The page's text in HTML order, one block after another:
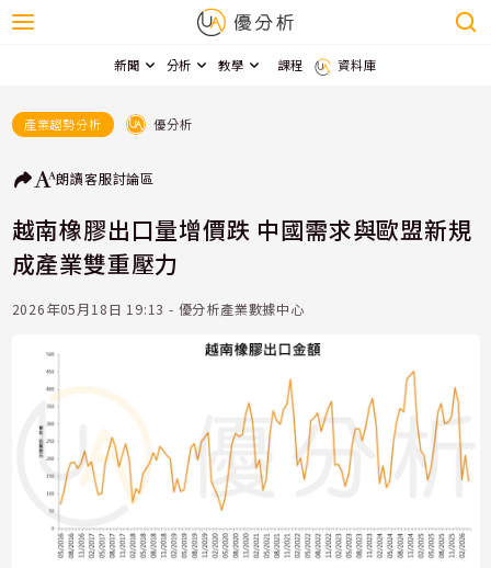
新聞 分析 教學 課程 資料庫
產業趨勢分析 優分析
朗讀客服討論區
越南橡膠出口量增價跌 中國需求與歐盟新規
成產業雙重壓力
2026年05月18日 19:13 - 優分析產業數據中心